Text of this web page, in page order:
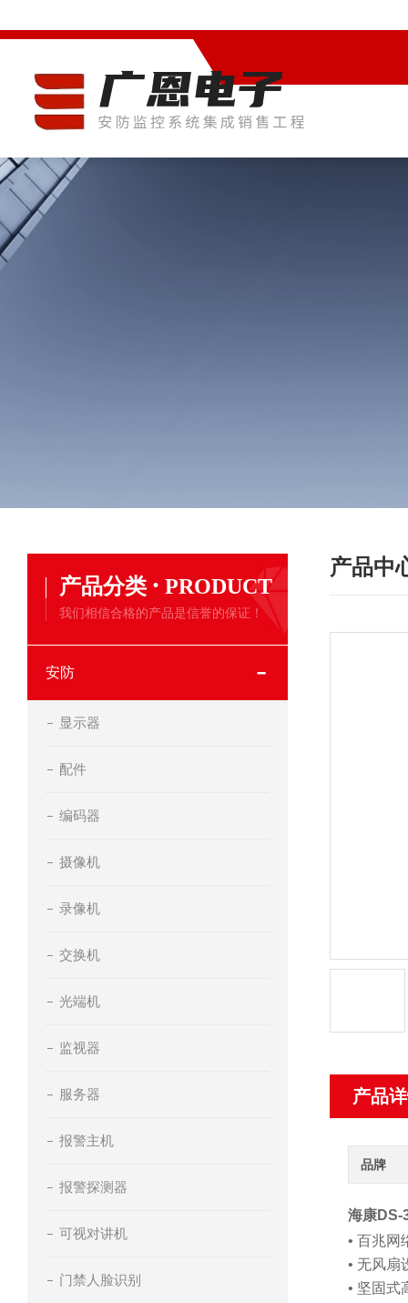
产品分类 · PRODUCT
我们相信合格的产品是信誉的保证！
安防
显示器
配件
编码器
摄像机
录像机
交换机
光端机
监视器
服务器
报警主机
报警探测器
可视对讲机
门禁人脸识别
产品中
产品
品牌
海康DS-
• 百兆网
• 无风扇
• 坚固式